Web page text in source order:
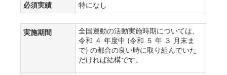
必須実績 特になし
実施期間
全国運動の活動実施時期については、
令和 ４ 年度中 (令和 ５ 年 ３ 月末ま
で) の都合の良い時に取り組んでいた
だければ結構です。